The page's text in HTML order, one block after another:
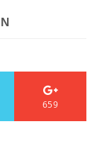
659